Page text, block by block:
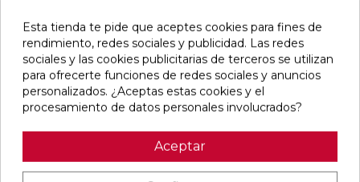
complementarios como el marco Geberit para pulsador
Sigma70 y juegos de extensiones para cisternas Sigma,
Omega y Kappa. Ideal para instalaciones que requieren
funcionamiento silencioso, ajuste sencillo y diseño
moderno.
Productos relacionados
Esta tienda te pide que aceptes cookies para fines de
rendimiento, redes sociales y publicidad. Las redes
sociales y las cookies publicitarias de terceros se utilizan
para ofrecerte funciones de redes sociales y anuncios
personalizados. ¿Aceptas estas cookies y el
procesamiento de datos personales involucrados?
Aceptar